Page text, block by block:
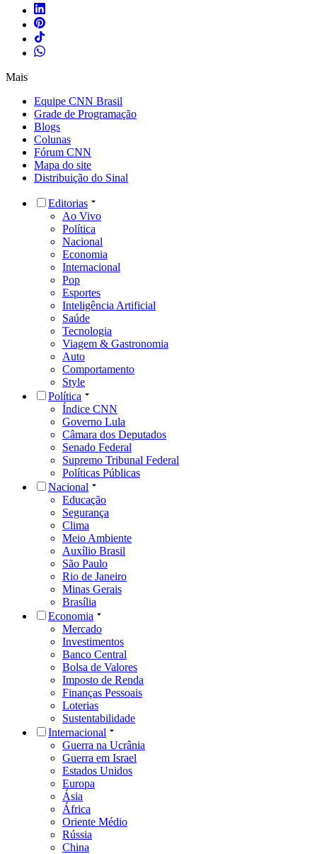
Mais
Equipe CNN Brasil
Grade de Programação
Blogs
Colunas
Fórum CNN
Mapa do site
Distribuição do Sinal
Editorias
Ao Vivo
Política
Nacional
Economia
Internacional
Pop
Esportes
Inteligência Artificial
Saúde
Tecnologia
Viagem & Gastronomia
Auto
Comportamento
Style
Política
Índice CNN
Governo Lula
Câmara dos Deputados
Senado Federal
Supremo Tribunal Federal
Políticas Públicas
Nacional
Educação
Segurança
Clima
Meio Ambiente
Auxílio Brasil
São Paulo
Rio de Janeiro
Minas Gerais
Brasília
Economia
Mercado
Investimentos
Banco Central
Bolsa de Valores
Imposto de Renda
Finanças Pessoais
Loterias
Sustentabilidade
Internacional
Guerra na Ucrânia
Guerra em Israel
Estados Unidos
Europa
Ásia
África
Oriente Médio
Rússia
China